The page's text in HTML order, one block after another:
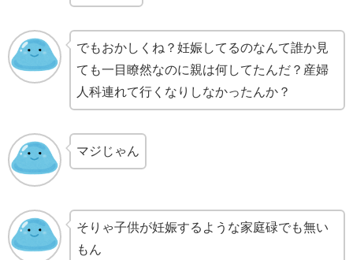
でもおかしくね？妊娠してるのなんて誰か見
ても一目瞭然なのに親は何してたんだ？産婦
人科連れて行くなりしなかったんか？
マジじゃん
そりゃ子供が妊娠するような家庭碌でも無い
もん